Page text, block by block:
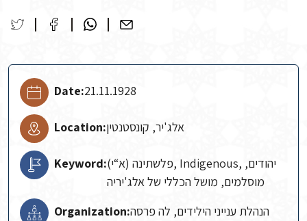
Date:21.11.1928
Location:אלג'יר, קונסטנטין
Keyword:(פלשתינה (א“י, Indigenous, יהודים,
מוסלמים, מושל הכללי של אלג'יריה
Organization:הנהלת ענייני הילידים, לה פרסה